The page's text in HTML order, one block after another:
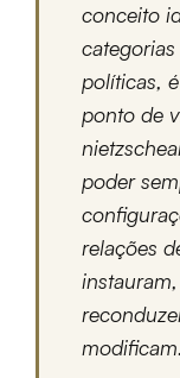
conceito
políticas,
ponto de
poder
relações
modificam.